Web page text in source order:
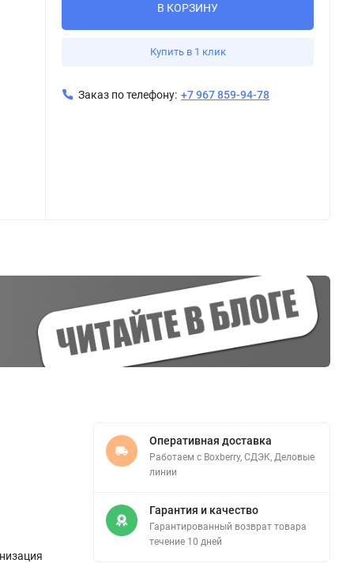
В КОРЗИНУ
Купить в 1 клик
Заказ по телефону: +7 967 859-94-78
Оперативная доставка
Работаем с Boxberry, СДЭК, Деловые
линии
Гарантия и качество
Гарантированный возврат товара
течение 10 дней